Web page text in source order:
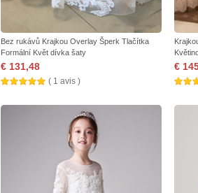
Bez rukávů Krajkou Overlay Šperk Tlačítka
Formální Květ dívka šaty
€ 131,48
( 1 avis )
€